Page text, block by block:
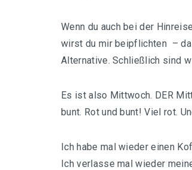
Wenn du auch bei der
wirst du mir beipflichten –
Alternative. Schließlich sind
Es ist also Mittwoch. DER
bunt. Rot und bunt! Viel rot.
Ich habe mal wieder einen
Ich verlasse mal wieder